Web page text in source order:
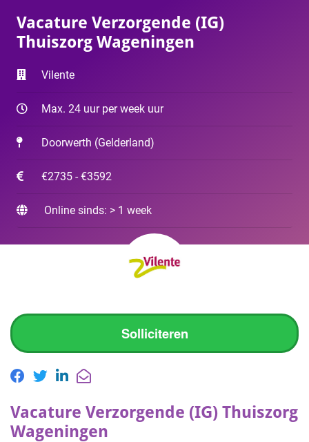
Vacature Verzorgende (IG)
Thuiszorg Wageningen
Vilente
Max. 24 uur per week uur
Doorwerth (Gelderland)
€2735 - €3592
Online sinds: > 1 week
Solliciteren
Vacature Verzorgende (IG) Thuiszorg
Wageningen